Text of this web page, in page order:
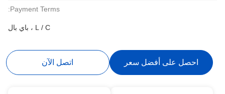
Payment Terms:
L / C ، باي بال
احصل على أفضل سعر اتصل الآن